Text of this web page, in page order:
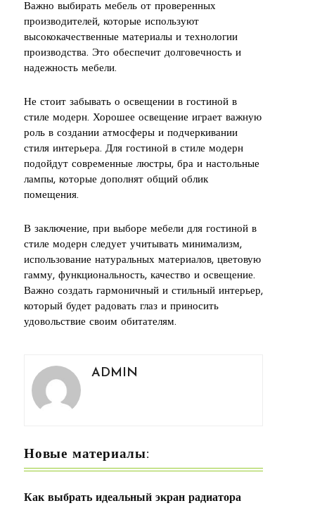
Важно выбирать мебель от проверенных
производителей, которые используют
высококачественные материалы и технологии
производства. Это обеспечит долговечность и
надежность мебели.
Не стоит забывать о освещении в гостиной в
стиле модерн. Хорошее освещение играет важную
роль в создании атмосферы и подчеркивании
стиля интерьера. Для гостиной в стиле модерн
подойдут современные люстры, бра и настольные
лампы, которые дополнят общий облик
помещения.
В заключение, при выборе мебели для гостиной в
стиле модерн следует учитывать минимализм,
использование натуральных материалов, цветовую
гамму, функциональность, качество и освещение.
Важно создать гармоничный и стильный интерьер,
который будет радовать глаз и приносить
удовольствие своим обитателям.
ADMIN
Новые материалы:
Как выбрать идеальный экран радиатора